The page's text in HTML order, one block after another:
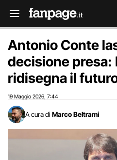
Antonio Conte
decisione presa:
ridisegna il
19 Maggio 2026 7:44
A cura di Marco Beltrami